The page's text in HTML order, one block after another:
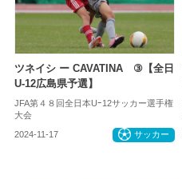
ツネイシ ー CAVATINA ③【全日
U-12広島県予選】
JFA第４８回全日本Uｰ12サッカー選手権
大会
2024-11-17 サッカー